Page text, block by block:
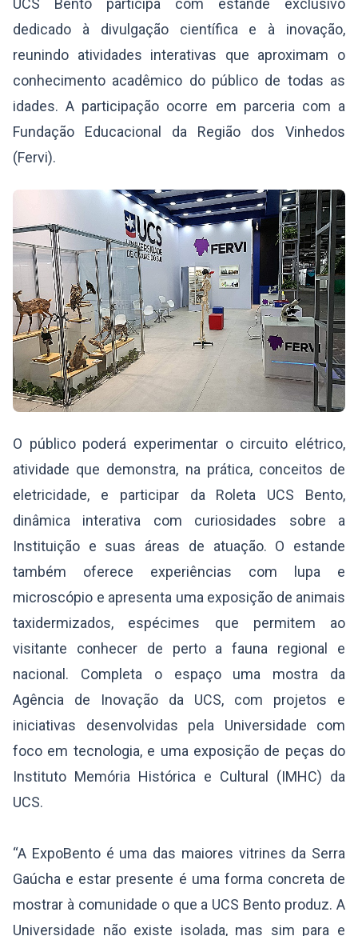
UCS Bento participa com estande exclusivo
dedicado à divulgação científica e à inovação,
reunindo atividades interativas que aproximam o
conhecimento acadêmico do público de todas as
idades. A participação ocorre em parceria com a
Fundação Educacional da Região dos Vinhedos
(Fervi).
O público poderá experimentar o circuito elétrico,
atividade que demonstra, na prática, conceitos de
eletricidade, e participar da Roleta UCS Bento,
dinâmica interativa com curiosidades sobre a
Instituição e suas áreas de atuação. O estande
também oferece experiências com lupa e
microscópio e apresenta uma exposição de animais
taxidermizados, espécimes que permitem ao
visitante conhecer de perto a fauna regional e
nacional. Completa o espaço uma mostra da
Agência de Inovação da UCS, com projetos e
iniciativas desenvolvidas pela Universidade com
foco em tecnologia, e uma exposição de peças do
Instituto Memória Histórica e Cultural (IMHC) da
UCS.
“A ExpoBento é uma das maiores vitrines da Serra
Gaúcha e estar presente é uma forma concreta de
mostrar à comunidade o que a UCS Bento produz. A
Universidade não existe isolada, mas sim para e